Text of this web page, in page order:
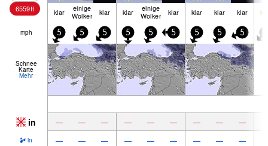
6559ft klar einige
Wolken klar klar einige
Wolken klar klar klar klar
mph 5 5 5 5 5 5 5 5 5
Schnee
Karte
Mehr
in — — — — — — — — —
in — — — — — — — — —